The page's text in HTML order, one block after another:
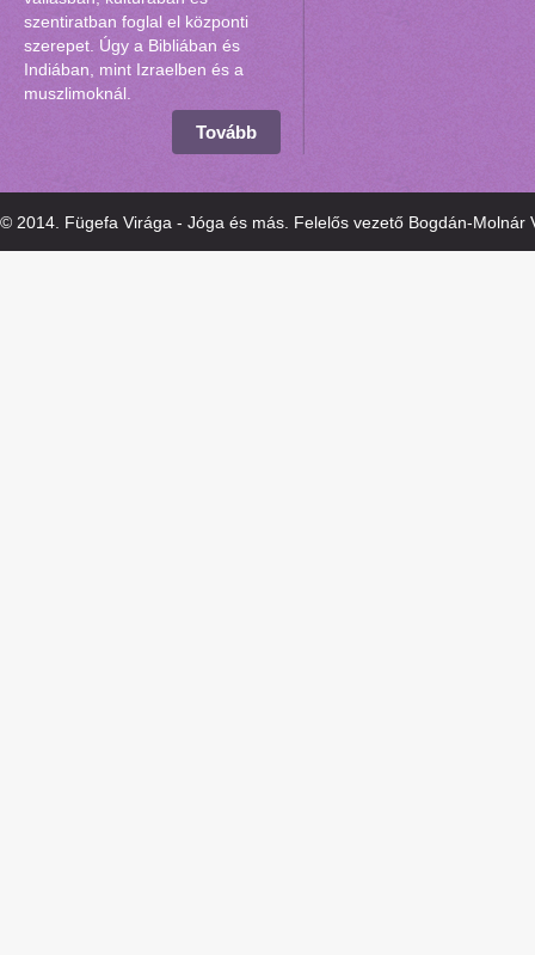
szentiratban foglal el központi
szerepet. Úgy a Bibliában és
Indiában, mint Izraelben és a
muszlimoknál.
Tovább
© 2014. Fügefa Virága - Jóga és más. Felelős vezető Bogdán-